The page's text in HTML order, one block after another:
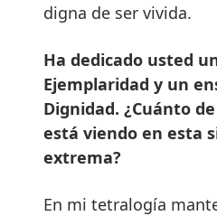
digna de ser vivida.
Ha dedicado usted
Ejemplaridad y un
Dignidad. ¿Cuánto
está viendo en esta
extrema?
En mi tetralogía